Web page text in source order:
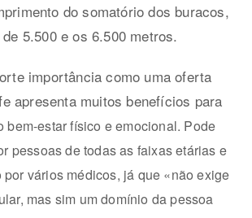
do somatório dos buracos,
5.500 e os 6.500 metros.
importância como uma oferta
apresenta muitos benefícios para
bem-estar físico e emocional. Pode
pessoas de todas as faixas etárias e
vários médicos, já que «não exige
mas sim um domínio da pessoa